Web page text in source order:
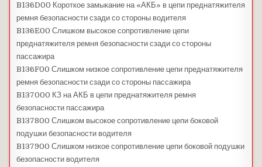
B136D00 Короткое замыкание на «АКБ» в цепи преднатяжителя
ремня безопасности сзади со стороны водителя
B136E00 Слишком высокое сопротивление цепи
преднатяжителя ремня безопасности сзади со стороны
пассажира
B136F00 Слишком низкое сопротивление цепи преднатяжителя
ремня безопасности сзади со стороны пассажира
B137000 КЗ на АКБ в цепи преднатяжителя ремня
безопасности пассажира
B137800 Слишком высокое сопротивление цепи боковой
подушки безопасности водителя
B137900 Слишком низкое сопротивление цепи боковой подушки
безопасности водителя